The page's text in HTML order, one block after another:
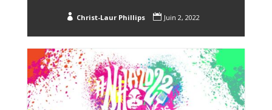
 Christ-Laur Phillips  Juin 2, 2022